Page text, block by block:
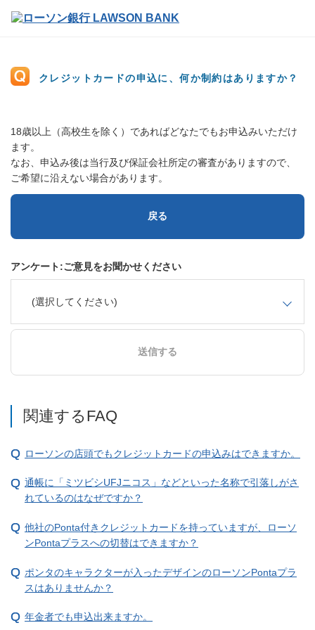
クレジットカードの申込に、何か制約はありますか？
18歳以上（高校生を除く）であればどなたでもお申込みいただけ
ます。
なお、申込み後は当行及び保証会社所定の審査がありますので、
ご希望に沿えない場合があります。
戻る
アンケート:ご意見をお聞かせください
(選択してください)
送信する
関連するFAQ
ローソンの店頭でもクレジットカードの申込みはできますか。
通帳に「ミツビシUFJニコス」などといった名称で引落しがさ
れているのはなぜですか？
他社のPonta付きクレジットカードを持っていますが、ローソ
ンPontaプラスへの切替はできますか？
ポンタのキャラクターが入ったデザインのローソンPontaプラ
スはありませんか？
年金者でも申込出来ますか。